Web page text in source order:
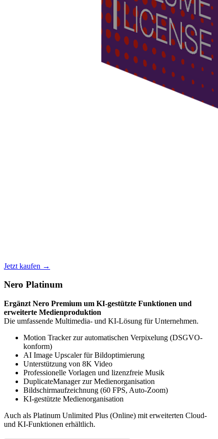
Jetzt kaufen →
Nero Platinum
Ergänzt Nero Premium um KI-gestützte Funktionen und
erweiterte Medienproduktion
Die umfassende Multimedia- und KI-Lösung für Unternehmen.
Motion Tracker zur automatischen Verpixelung (DSGVO-
konform)
AI Image Upscaler für Bildoptimierung
Unterstützung von 8K Video
Professionelle Vorlagen und lizenzfreie Musik
DuplicateManager zur Medienorganisation
Bildschirmaufzeichnung (60 FPS, Auto-Zoom)
KI-gestützte Medienorganisation
Auch als Platinum Unlimited Plus (Online) mit erweiterten Cloud-
und KI-Funktionen erhältlich.